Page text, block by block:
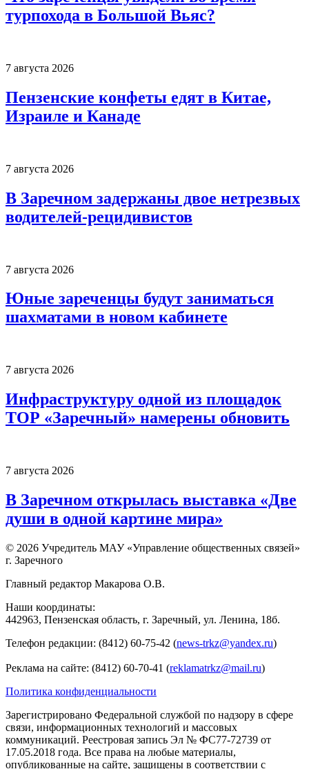
турпохода в Большой Вьяс?
7 августа 2026
Пензенские конфеты едят в Китае,
Израиле и Канаде
7 августа 2026
В Заречном задержаны двое нетрезвых
водителей-рецидивистов
7 августа 2026
Юные зареченцы будут заниматься
шахматами в новом кабинете
7 августа 2026
Инфраструктуру одной из площадок
ТОР «Заречный» намерены обновить
7 августа 2026
В Заречном открылась выставка «Две
души в одной картине мира»
© 2026 Учредитель МАУ «Управление общественных связей»
г. Заречного
Главный редактор Макарова О.В.
Наши координаты:
442963, Пензенская область, г. Заречный, ул. Ленина, 18б.
Телефон редакции: (8412) 60-75-42 (news-trkz@yandex.ru)
Реклама на сайте: (8412) 60-70-41 (reklamatrkz@mail.ru)
Политика конфиденциальности
Зарегистрировано Федеральной службой по надзору в сфере
связи, информационных технологий и массовых
коммуникаций. Реестровая запись Эл № ФС77-72739 от
17.05.2018 года. Все права на любые материалы,
опубликованные на сайте, защищены в соответствии с